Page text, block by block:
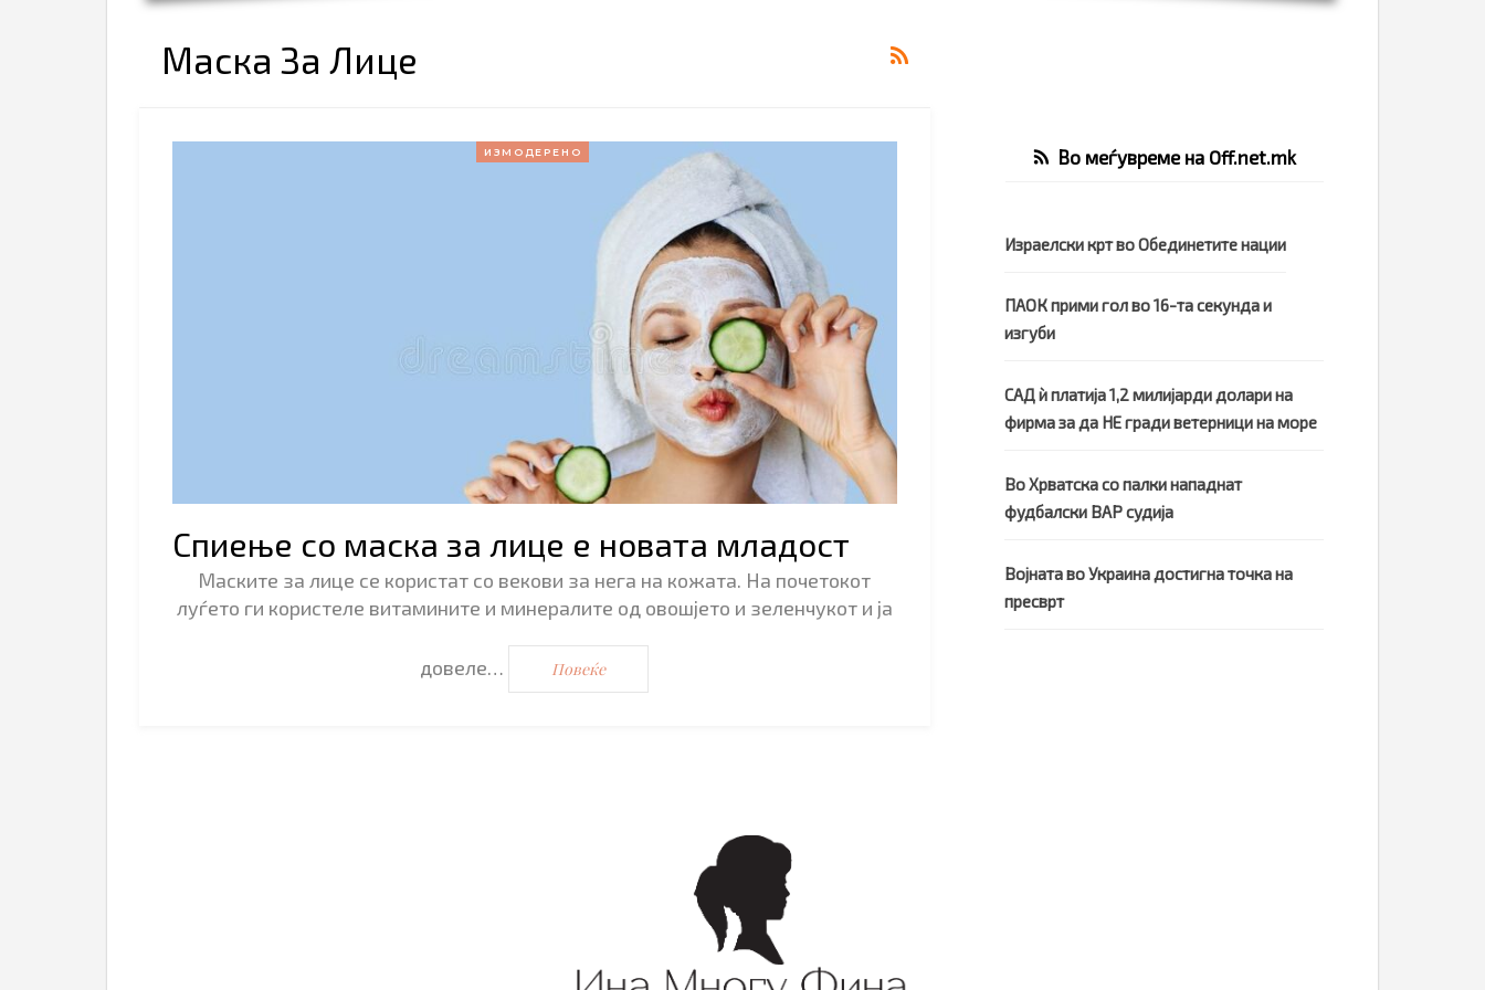
Маска За Лице
ИЗМОДЕРЕНО
Спиење со маска за лице е новата младост
Маските за лице се користат со векови за нега на кожата. На почетокот
луѓето ги користеле витамините и минералите од овошјето и зеленчукот и ја
довеле… Повеќе
Во меѓувреме на Off.net.mk
Израелски крт во Обединетите нации
ПАОК прими гол во 16-та секунда и
изгуби
САД ѝ платија 1,2 милијарди долари на
фирма за да НЕ гради ветерници на море
Во Хрватска со палки нападнат
фудбалски ВАР судија
Војната во Украина достигна точка на
пресврт